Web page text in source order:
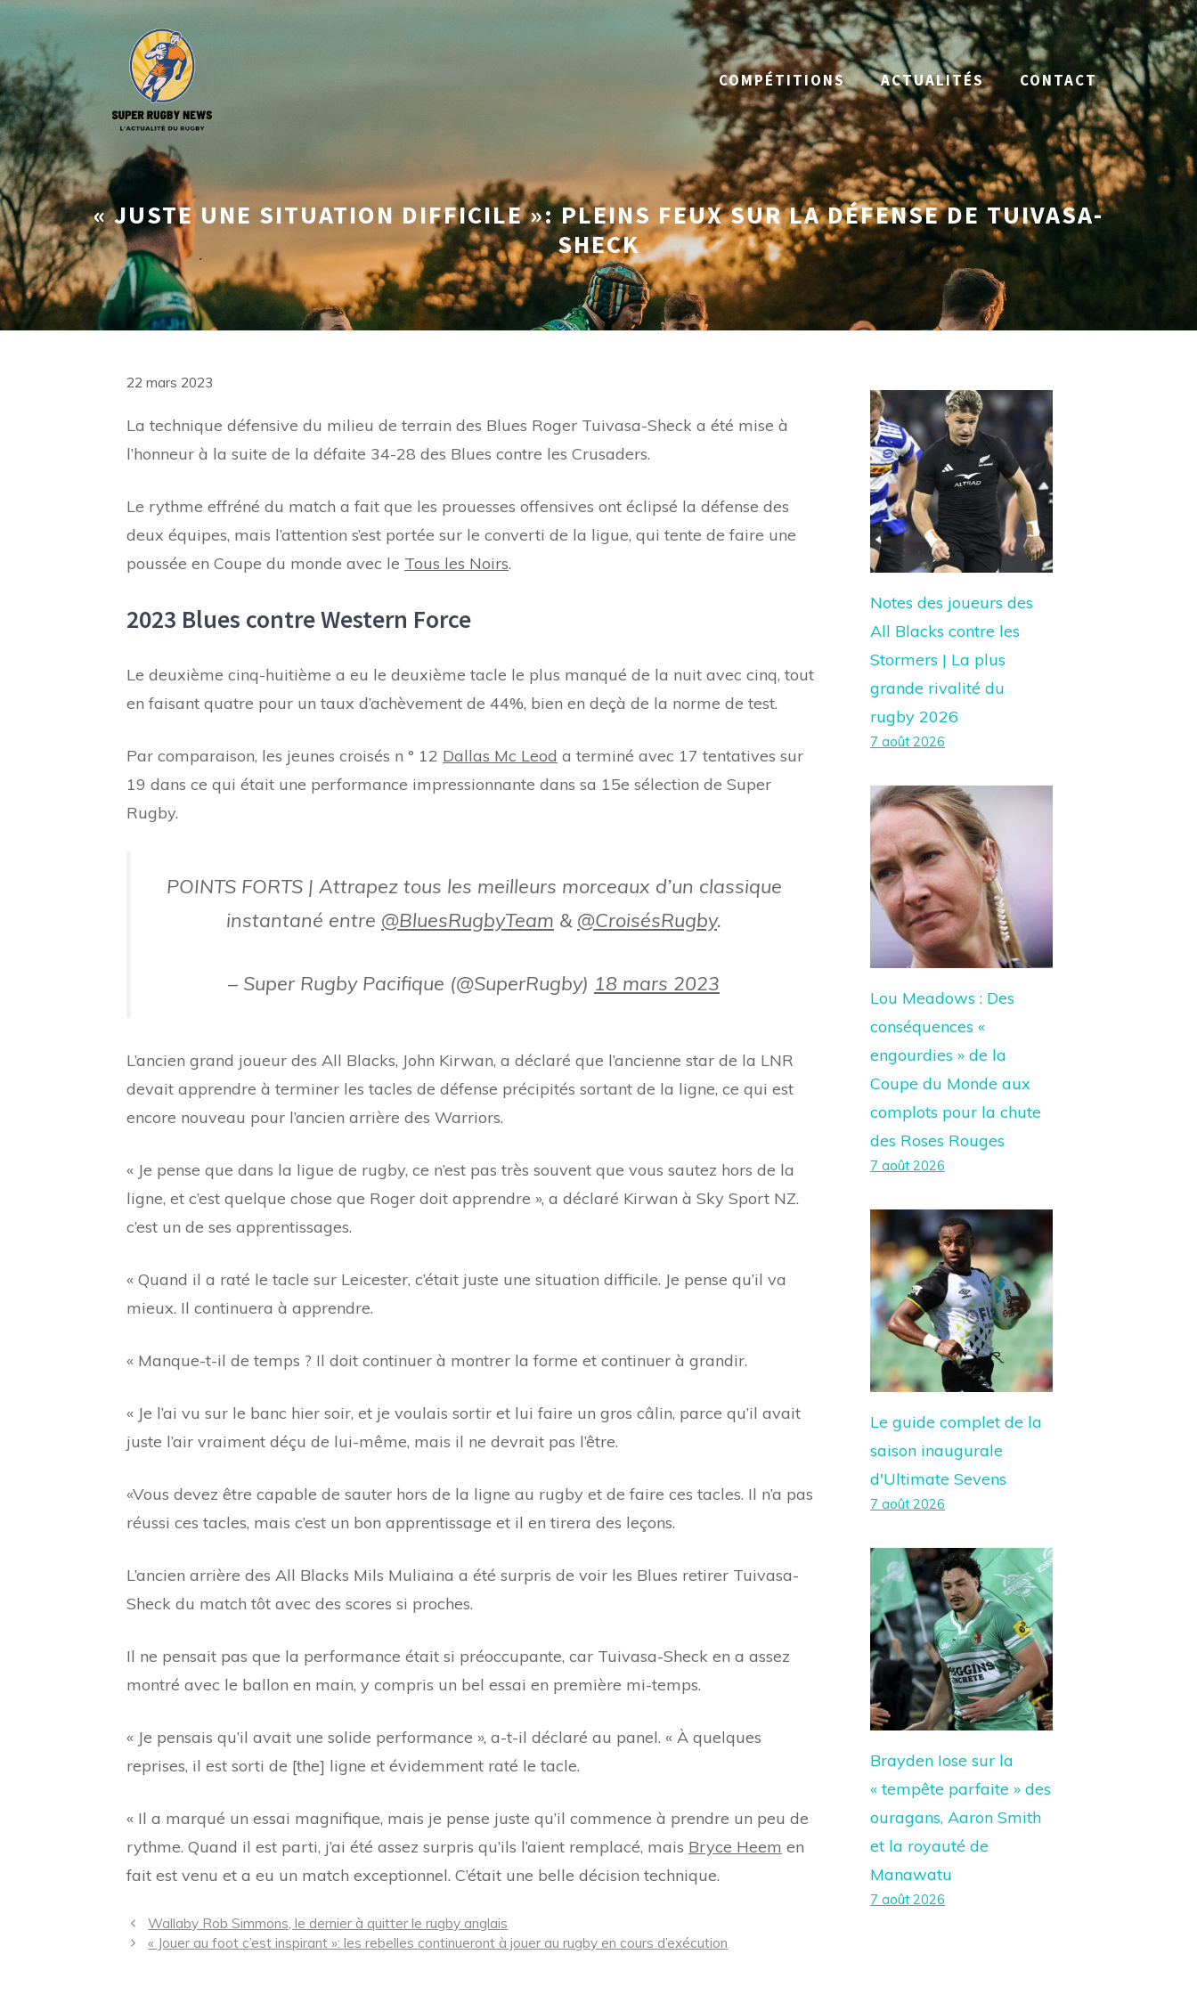
Aller
contenu
COMPÉTITIONS ACTUALITÉS CONTACT
« JUSTE UNE SITUATION DIFFICILE »: PLEINS FEUX SUR LA DÉFENSE DE TUIVASA-
SHECK
22 mars 2023
La technique défensive du milieu de terrain des Blues Roger Tuivasa-Sheck a été mise à
l’honneur à la suite de la défaite 34-28 des Blues contre les Crusaders.
Le rythme effréné du match a fait que les prouesses offensives ont éclipsé la défense des
deux équipes, mais l’attention s’est portée sur le converti de la ligue, qui tente de faire une
poussée en Coupe du monde avec le Tous les Noirs.
2023 Blues contre Western Force
Le deuxième cinq-huitième a eu le deuxième tacle le plus manqué de la nuit avec cinq, tout
en faisant quatre pour un taux d’achèvement de 44%, bien en deçà de la norme de test.
Par comparaison, les jeunes croisés n ° 12 Dallas Mc Leod a terminé avec 17 tentatives sur
19 dans ce qui était une performance impressionnante dans sa 15e sélection de Super
Rugby.
POINTS FORTS | Attrapez tous les meilleurs morceaux d’un classique
instantané entre @BluesRugbyTeam & @CroisésRugby.
– Super Rugby Pacifique (@SuperRugby) 18 mars 2023
L’ancien grand joueur des All Blacks, John Kirwan, a déclaré que l’ancienne star de la LNR
devait apprendre à terminer les tacles de défense précipités sortant de la ligne, ce qui est
encore nouveau pour l’ancien arrière des Warriors.
« Je pense que dans la ligue de rugby, ce n’est pas très souvent que vous sautez hors de la
ligne, et c’est quelque chose que Roger doit apprendre », a déclaré Kirwan à Sky Sport NZ.
c’est un de ses apprentissages.
« Quand il a raté le tacle sur Leicester, c’était juste une situation difficile. Je pense qu’il va
mieux. Il continuera à apprendre.
« Manque-t-il de temps ? Il doit continuer à montrer la forme et continuer à grandir.
« Je l’ai vu sur le banc hier soir, et je voulais sortir et lui faire un gros câlin, parce qu’il avait
juste l’air vraiment déçu de lui-même, mais il ne devrait pas l’être.
«Vous devez être capable de sauter hors de la ligne au rugby et de faire ces tacles. Il n’a pas
réussi ces tacles, mais c’est un bon apprentissage et il en tirera des leçons.
L’ancien arrière des All Blacks Mils Muliaina a été surpris de voir les Blues retirer Tuivasa-
Sheck du match tôt avec des scores si proches.
Il ne pensait pas que la performance était si préoccupante, car Tuivasa-Sheck en a assez
montré avec le ballon en main, y compris un bel essai en première mi-temps.
« Je pensais qu’il avait une solide performance », a-t-il déclaré au panel. « À quelques
reprises, il est sorti de [the] ligne et évidemment raté le tacle.
« Il a marqué un essai magnifique, mais je pense juste qu’il commence à prendre un peu de
rythme. Quand il est parti, j’ai été assez surpris qu’ils l’aient remplacé, mais Bryce Heem en
fait est venu et a eu un match exceptionnel. C’était une belle décision technique.
Navigation
des
Wallaby Rob Simmons, le dernier à quitter le rugby anglais
« Jouer au foot c’est inspirant »: les rebelles continueront à jouer au rugby en cours d’exécution
Notes des joueurs des
All Blacks contre les
Stormers | La plus
grande rivalité du
rugby 2026
7 août 2026
Lou Meadows : Des
conséquences «
engourdies » de la
Coupe du Monde aux
complots pour la chute
des Roses Rouges
7 août 2026
Le guide complet de la
saison inaugurale
d'Ultimate Sevens
7 août 2026
Brayden Iose sur la
« tempête parfaite » des
ouragans, Aaron Smith
et la royauté de
Manawatu
7 août 2026